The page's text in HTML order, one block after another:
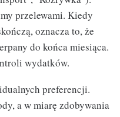
przelewami. Kiedy
oznacza to, że
do końca miesiąca.
wydatków.
preferencji.
a w miarę zdobywania